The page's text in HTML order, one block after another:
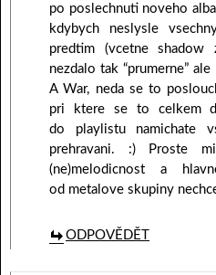
po poslechnuti noveho
kdybych neslysle
predtim (vcetne
nezdalo tak “prumerne”
A War, neda se to
pri ktere se to celkem
do playlistu namichate
prehravani. :) Proste
(ne)melodicnost a
od metalove skupiny
ODPOVĚDĚT